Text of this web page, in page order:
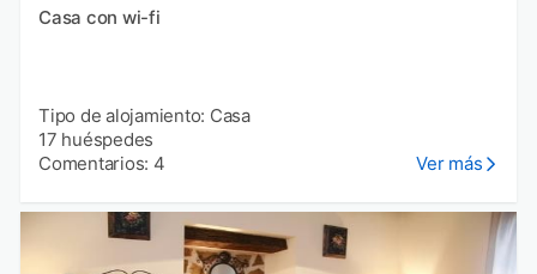
Casa con wi-fi
Tipo de alojamiento: Casa
17 huéspedes
Comentarios: 4
Ver más